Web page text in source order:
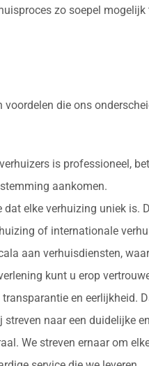
zo soepel
die ons
is professioneel,
aankomen.
dat elke verhuizing uniek
of internationale
aan verhuisdiensten,
kunt u erop
en
naar een duidelijke
We streven ernaar om